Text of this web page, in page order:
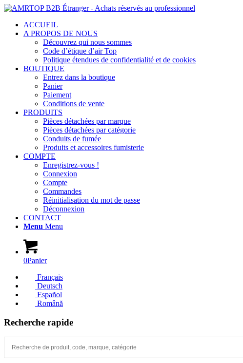
ACCUEIL
A PROPOS DE NOUS
Découvrez qui nous sommes
Code d’étique d’air Top
Politique étendues de confidentialité et de cookies
BOUTIQUE
Entrez dans la boutique
Panier
Paiement
Conditions de vente
PRODUITS
Pièces détachées par marque
Pièces détachées par catégorie
Conduits de fumée
Produits et accessoires fumisterie
COMPTE
Enregistrez-vous !
Connexion
Compte
Commandes
Réinitialisation du mot de passe
Déconnexion
CONTACT
Menu Menu
0Panier
Français
Deutsch
Español
Română
Recherche rapide